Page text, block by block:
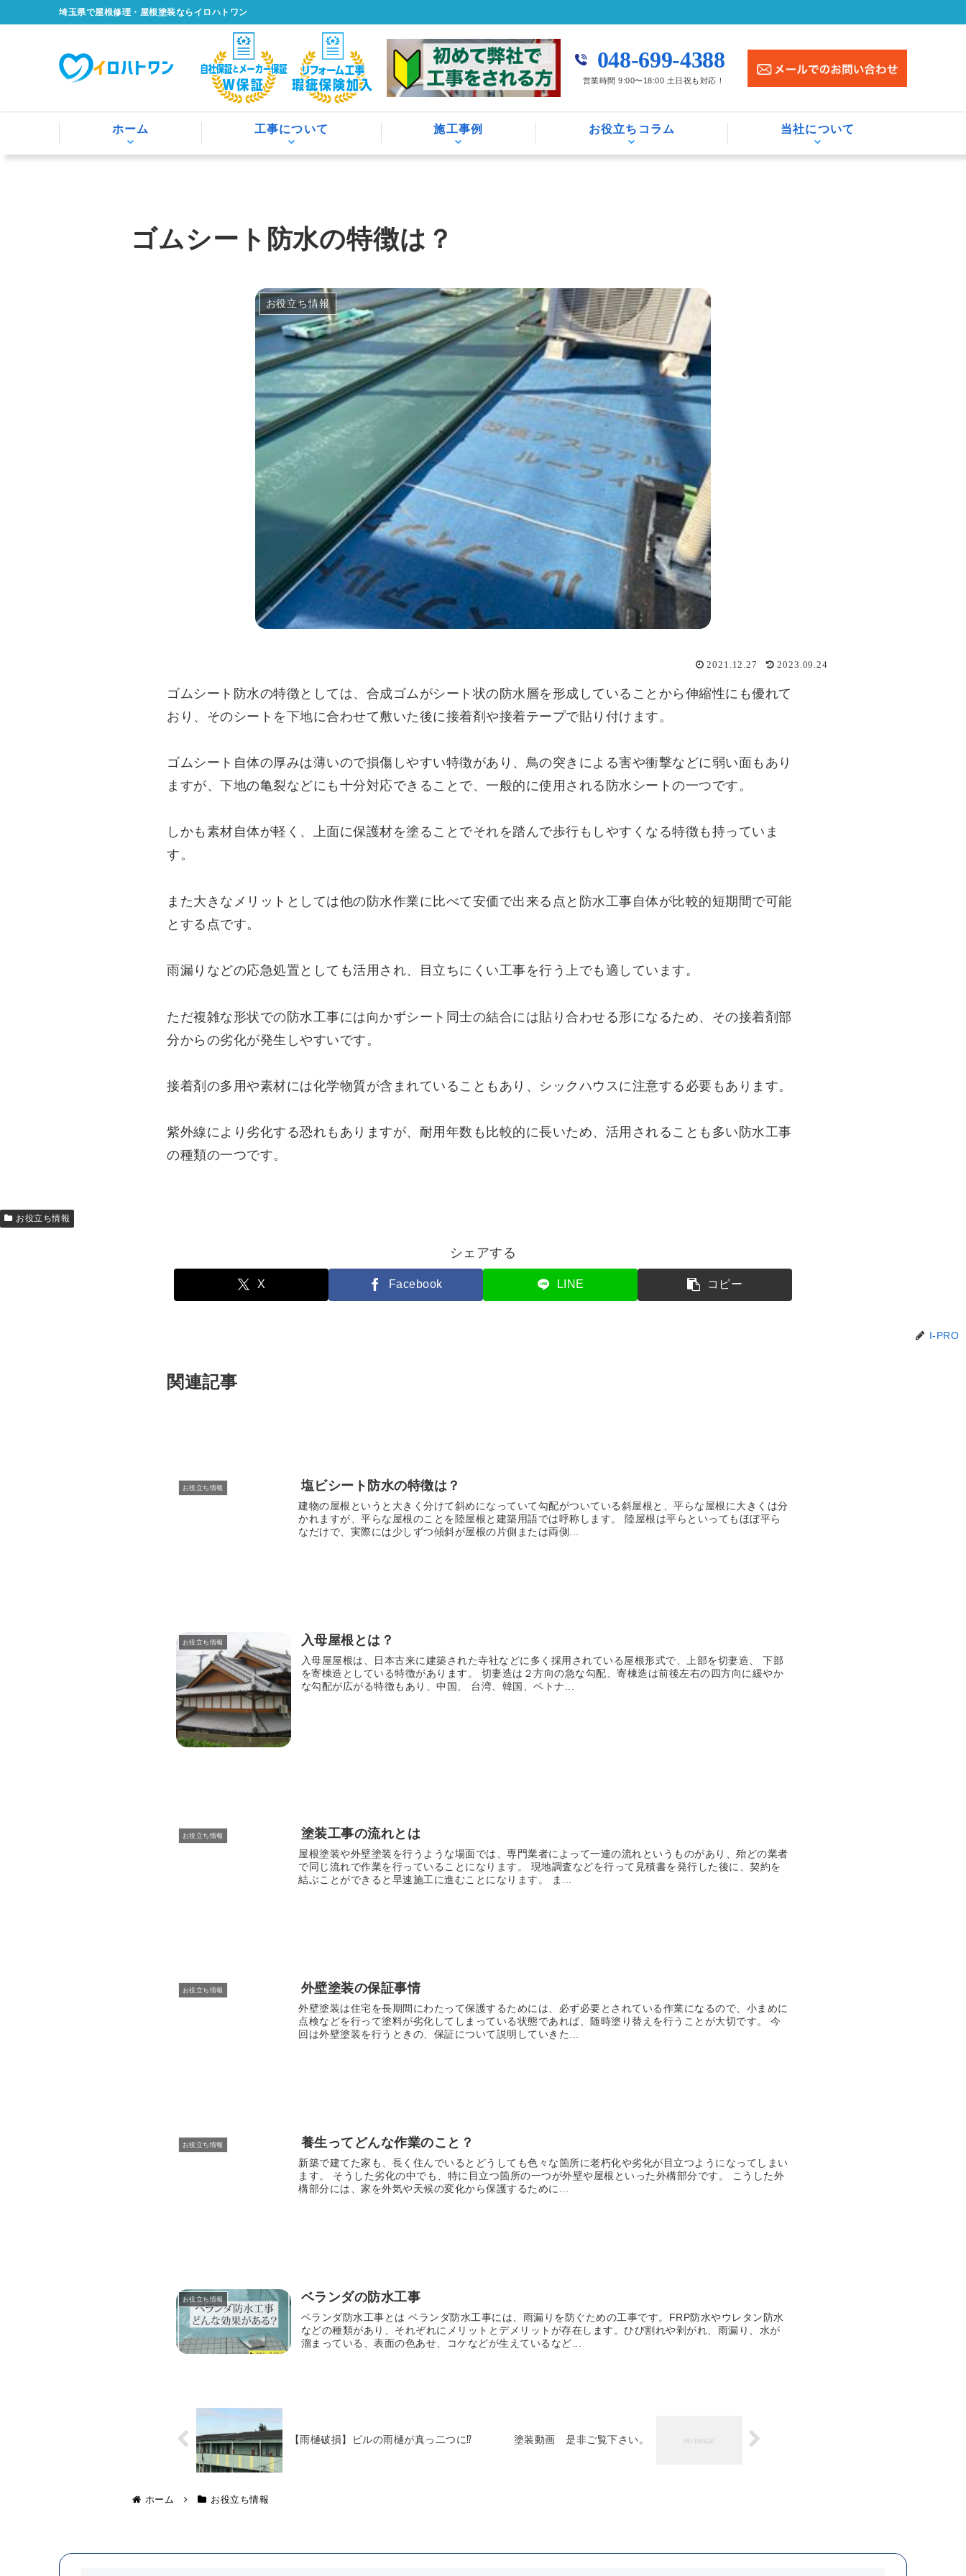
埼玉県で屋根修理・屋根塗装ならイロハトワン
048-699-4388
営業時間 9:00〜18:00 土日祝も対応！
ホーム 工事について 施工事例 お役立ちコラム 当社について
ゴムシート防水の特徴は？
お役立ち情報
2021.12.27 2023.09.24
ゴムシート防水の特徴としては、合成ゴムがシート状の防水層を形成していることから伸縮性にも優れて
おり、そのシートを下地に合わせて敷いた後に接着剤や接着テープで貼り付けます。
ゴムシート自体の厚みは薄いので損傷しやすい特徴があり、鳥の突きによる害や衝撃などに弱い面もあり
ますが、下地の亀裂などにも十分対応できることで、一般的に使用される防水シートの一つです。
しかも素材自体が軽く、上面に保護材を塗ることでそれを踏んで歩行もしやすくなる特徴も持っていま
す。
また大きなメリットとしては他の防水作業に比べて安価で出来る点と防水工事自体が比較的短期間で可能
とする点です。
雨漏りなどの応急処置としても活用され、目立ちにくい工事を行う上でも適しています。
ただ複雑な形状での防水工事には向かずシート同士の結合には貼り合わせる形になるため、その接着剤部
分からの劣化が発生しやすいです。
接着剤の多用や素材には化学物質が含まれていることもあり、シックハウスに注意する必要もあります。
紫外線により劣化する恐れもありますが、耐用年数も比較的に長いため、活用されることも多い防水工事
の種類の一つです。
お役立ち情報
シェアする
X Facebook LINE コピー
I-PRO
関連記事
お役立ち情報 塩ビシート防水の特徴は？
建物の屋根というと大きく分けて斜めになっていて勾配がついている斜屋根と、平らな屋根に大きくは分
かれますが、平らな屋根のことを陸屋根と建築用語では呼称します。 陸屋根は平らといってもほぼ平ら
なだけで、実際には少しずつ傾斜が屋根の片側または両側...
お役立ち情報 入母屋根とは？
入母屋屋根は、日本古来に建築された寺社などに多く採用されている屋根形式で、上部を切妻造、 下部
を寄棟造としている特徴があります。 切妻造は２方向の急な勾配、寄棟造は前後左右の四方向に緩やか
な勾配が広がる特徴もあり、中国、 台湾、韓国、ベトナ...
お役立ち情報 塗装工事の流れとは
屋根塗装や外壁塗装を行うような場面では、専門業者によって一連の流れというものがあり、殆どの業者
で同じ流れで作業を行っていることになります。 現地調査などを行って見積書を発行した後に、契約を
結ぶことができると早速施工に進むことになります。 ま...
お役立ち情報 外壁塗装の保証事情
外壁塗装は住宅を長期間にわたって保護するためには、必ず必要とされている作業になるので、小まめに
点検などを行って塗料が劣化してしまっている状態であれば、随時塗り替えを行うことが大切です。 今
回は外壁塗装を行うときの、保証について説明していきた...
お役立ち情報 養生ってどんな作業のこと？
新築で建てた家も、長く住んでいるとどうしても色々な箇所に老朽化や劣化が目立つようになってしまい
ます。 そうした劣化の中でも、特に目立つ箇所の一つが外壁や屋根といった外構部分です。 こうした外
構部分には、家を外気や天候の変化から保護するために...
お役立ち情報 ベランダの防水工事
ベランダ防水工事とは ベランダ防水工事には、雨漏りを防ぐための工事です。FRP防水やウレタン防水
などの種類があり、それぞれにメリットとデメリットが存在します。ひび割れや剥がれ、雨漏り、水が
溜まっている、表面の色あせ、コケなどが生えているなど...
【雨樋破損】ビルの雨樋が真っ二つに⁉ 塗装動画 是非ご覧下さい。
ホーム お役立ち情報